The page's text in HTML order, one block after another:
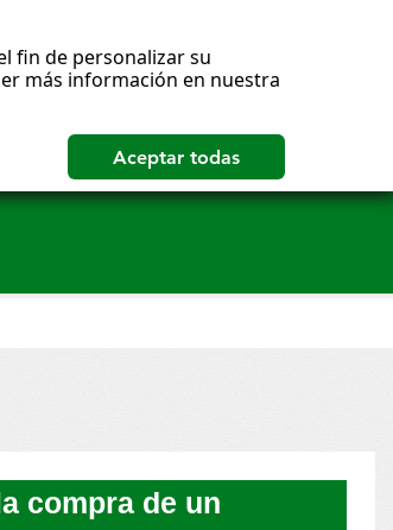
fin de personalizar su
más información en nuestra
compra de un